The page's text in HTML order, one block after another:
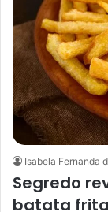
Isabela Fernanda
Segredo
batata